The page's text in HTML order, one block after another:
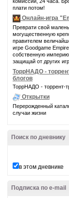
плати потом!
Онлайн-игра
Преврати свой
могущественную
правителем
игре Goodgame
собственную
защищай от других
ТоррНАДО -
блогов
ТоррНАДО - торрент-
Открытки
Перерожденный
случаи жизни
Поиск по дневнику
в этом дневнике
Подписка по e-mail